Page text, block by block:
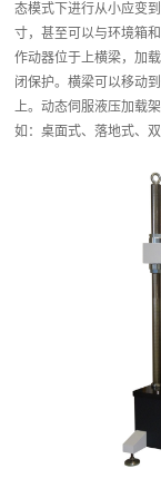
态模式下进行从小应变
寸，甚至可以与环境箱
作动器位于上横梁，加
闭保护。横梁可以移动
上。动态伺服液压加载
如：桌面式、落地式、